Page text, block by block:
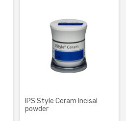
IPS Style Ceram Incisal
powder